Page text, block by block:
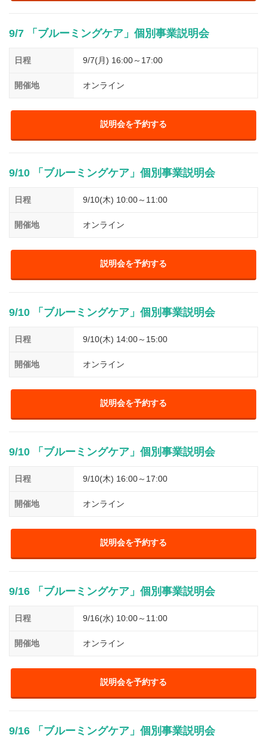
9/7 「ブルーミングケア」個別事業説明会
日程 9/7(月) 16:00～17:00
開催地 オンライン
説明会を予約する
9/10 「ブルーミングケア」個別事業説明会
日程 9/10(木) 10:00～11:00
開催地 オンライン
説明会を予約する
9/10 「ブルーミングケア」個別事業説明会
日程 9/10(木) 14:00～15:00
開催地 オンライン
説明会を予約する
9/10 「ブルーミングケア」個別事業説明会
日程 9/10(木) 16:00～17:00
開催地 オンライン
説明会を予約する
9/16 「ブルーミングケア」個別事業説明会
日程 9/16(水) 10:00～11:00
開催地 オンライン
説明会を予約する
9/16 「ブルーミングケア」個別事業説明会